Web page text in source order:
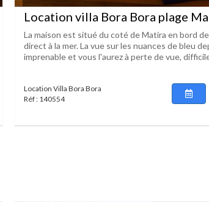
Location villa Bora Bora plage
La maison est situé du coté de Matira en bord
direct à la mer. La vue sur les nuances de bleu
imprenable et vous l'aurez à perte de vue,
Location Villa Bora Bora
Réf : 140554